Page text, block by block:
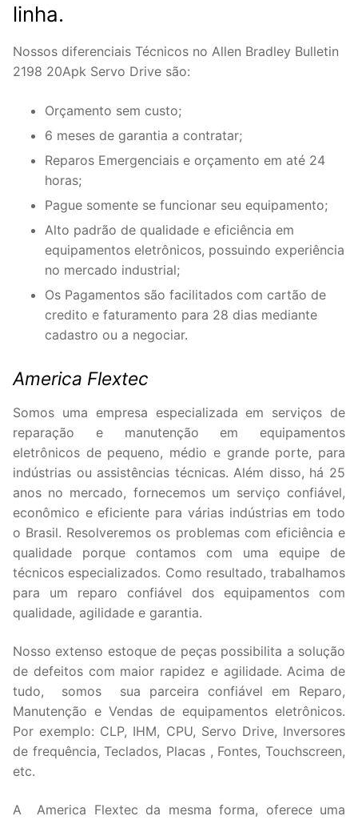
linha.
Nossos diferenciais Técnicos no Allen Bradley Bulletin
2198 20Apk Servo Drive são:
Orçamento sem custo;
6 meses de garantia a contratar;
Reparos Emergenciais e orçamento em até 24
horas;
Pague somente se funcionar seu equipamento;
Alto padrão de qualidade e eficiência em
equipamentos eletrônicos, possuindo experiência
no mercado industrial;
Os Pagamentos são facilitados com cartão de
credito e faturamento para 28 dias mediante
cadastro ou a negociar.
America Flextec
Somos uma empresa especializada em serviços de
reparação e manutenção em equipamentos
eletrônicos de pequeno, médio e grande porte, para
indústrias ou assistências técnicas. Além disso, há 25
anos no mercado, fornecemos um serviço confiável,
econômico e eficiente para várias indústrias em todo
o Brasil. Resolveremos os problemas com eficiência e
qualidade porque contamos com uma equipe de
técnicos especializados. Como resultado, trabalhamos
para um reparo confiável dos equipamentos com
qualidade, agilidade e garantia.
Nosso extenso estoque de peças possibilita a solução
de defeitos com maior rapidez e agilidade. Acima de
tudo, somos sua parceira confiável em Reparo,
Manutenção e Vendas de equipamentos eletrônicos.
Por exemplo: CLP, IHM, CPU, Servo Drive, Inversores
de frequência, Teclados, Placas , Fontes, Touchscreen,
etc.
A America Flextec da mesma forma, oferece uma